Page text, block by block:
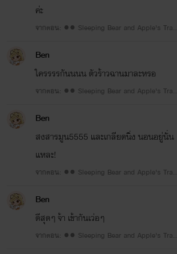
ค่ะ
จากตอน: ●● Sleeping Bear and Apple's Trap
Ben
ใครรรรกันนนน ตัวร้าวฉานมาละหรอ
จากตอน: ●● Sleeping Bear and Apple's Trap
Ben
สงสารมูน5555 และเกลียดนิ่ง นอนอยู่นั่น
แหละ!
จากตอน: ●● Sleeping Bear and Apple's Trap
Ben
ดีสุดๆ จ้า เข้ากันเว่อๆ
จากตอน: ●● Sleeping Bear and Apple's Trap